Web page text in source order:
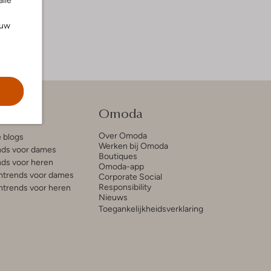
blogs
voor dames
voor heren
voor dames
voor heren
Omoda
Over Omoda
Werken bij Omoda
Boutiques
Omoda-app
Corporate Social
Responsibility
Nieuws
Toegankelijkheidsverklaring